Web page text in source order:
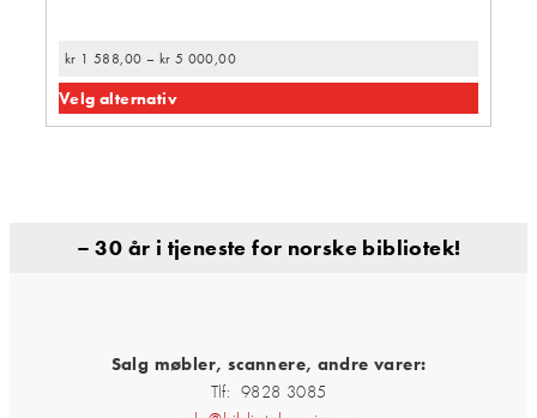
kr 1 588,00 – kr 5 000,00
Velg alternativ
– 30 år i tjeneste for norske bibliotek!
Salg møbler, scannere, andre varer:
Tlf: 9828 3085